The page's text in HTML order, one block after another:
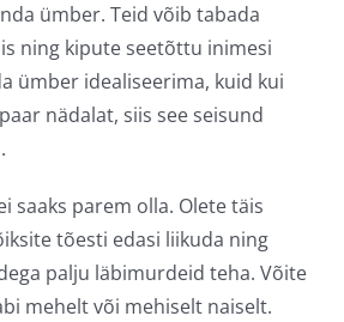
ümber. Teid võib tabada
ning kipute seetõttu inimesi
ümber idealiseerima, kuid kui
nädalat, siis see seisund
saaks parem olla. Olete täis
tõesti edasi liikuda ning
palju läbimurdeid teha. Võite
mehelt või mehiselt naiselt.